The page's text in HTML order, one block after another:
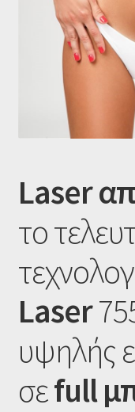
Επικοινωνία
Κατάστημα
Ο λογαριασμός μου
Ταμείο
HOME
Laser
το
Laser
υψηλής
σεfull